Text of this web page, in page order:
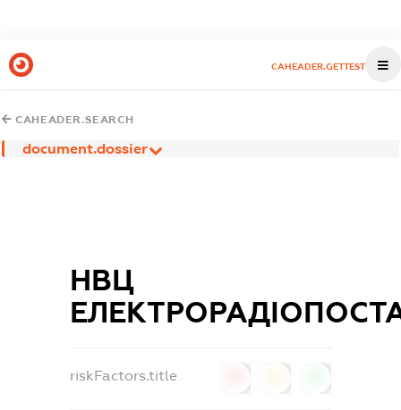
CAHEADER.GETTEST
CAHEADER.SEARCH
document.dossier
НВЦ
riskFactors.title